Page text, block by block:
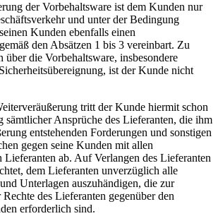
der Vorbehaltsware ist dem Kunden nur
und unter der Bedingung
Kunden ebenfalls einen
den Absätzen 1 bis 3 vereinbart. Zu
über die Vorbehaltsware, insbesondere
ist der Kunde nicht
tritt der Kunde hiermit schon
sämtlicher Ansprüche des Lieferanten, die ihm
entstehenden Forderungen und sonstigen
gegen seine Kunden mit allen
Lieferanten ab. Auf Verlangen des Lieferanten
dem Lieferanten unverzüglich alle
Unterlagen auszuhändigen, die zur
des Lieferanten gegenüber den
erforderlich sind.